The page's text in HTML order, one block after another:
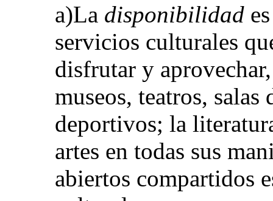
a)La disponibilidad
servicios culturales
disfrutar y
museos, teatros, salas
deportivos; la
artes en todas sus
abiertos compartidos